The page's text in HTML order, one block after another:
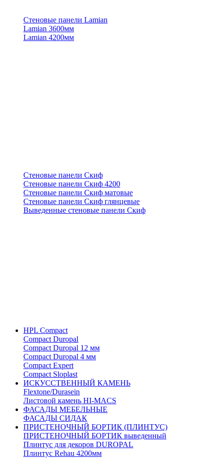
Стеновые панели Lamian
Lamian 3600мм
Lamian 4200мм
Стеновые панели Скиф
Стеновые панели Скиф 4200
Стеновые панели Скиф матовые
Стеновые панели Скиф глянцевые
Выведенные стеновые панели Скиф
HPL Compact
Compact Duropal
Compact Duropal 12 мм
Compact Duropal 4 мм
Compact Expert
Compact Sloplast
ИСКУССТВЕННЫЙ КАМЕНЬ
Flextone/Durasein
Листовой камень HI-MACS
ФАСАДЫ МЕБЕЛЬНЫЕ
ФАСАДЫ СИДАК
ПРИСТЕНОЧНЫЙ БОРТИК (ПЛИНТУС)
ПРИСТЕНОЧНЫЙ БОРТИК выведенный
Плинтус для декоров DUROPAL
Плинтус Rehau 4200мм